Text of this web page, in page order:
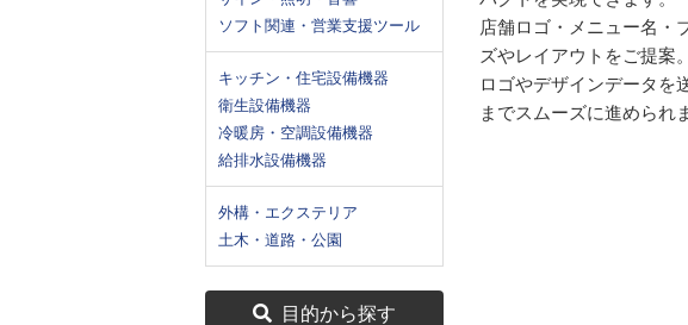
ソフト関連・営業支援ツール
キッチン・住宅設備機器
衛生設備機器
冷暖房・空調設備機器
給排水設備機器
外構・エクステリア
土木・道路・公園
目的から探す
店舗ロゴ・メニュー名・
ズやレイアウトをご提案。
ロゴやデザインデータを
までスムーズに進められ